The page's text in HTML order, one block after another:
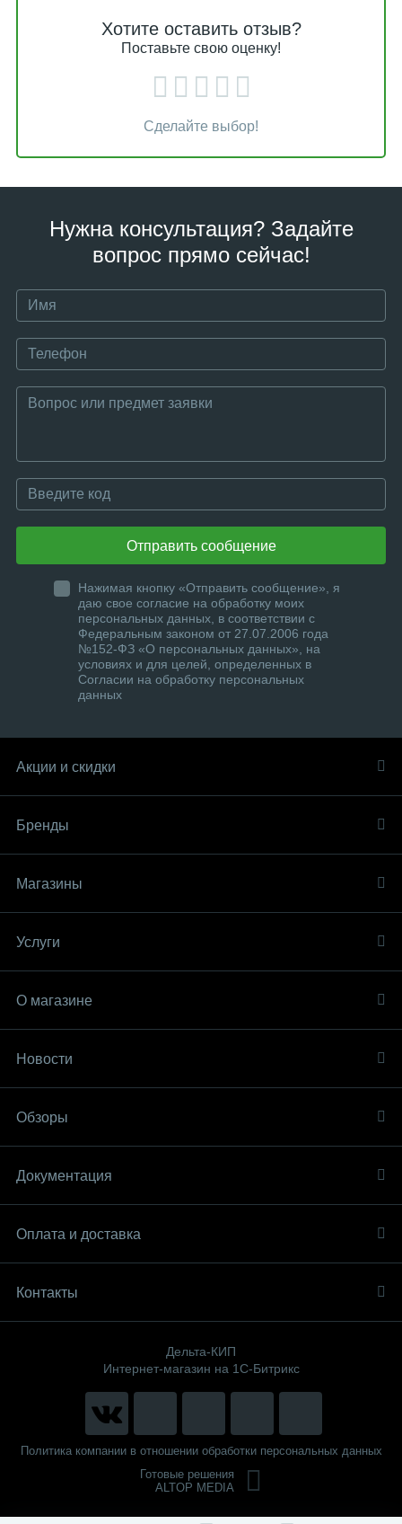
Хотите оставить отзыв?
Поставьте свою оценку!
Сделайте выбор!
Нужна консультация? Задайте
вопрос прямо сейчас!
Отправить сообщение
Нажимая кнопку «Отправить сообщение», я
даю свое согласие на обработку моих
персональных данных, в соответствии с
Федеральным законом от 27.07.2006 года
№152-ФЗ «О персональных данных», на
условиях и для целей, определенных в
Согласии на обработку персональных
данных
Акции и скидки
Бренды
Магазины
Услуги
О магазине
Новости
Обзоры
Документация
Оплата и доставка
Контакты
Дельта-КИП
Интернет-магазин на 1С-Битрикс
Политика компании в отношении обработки персональных данных
Готовые решения
ALTOP MEDIA